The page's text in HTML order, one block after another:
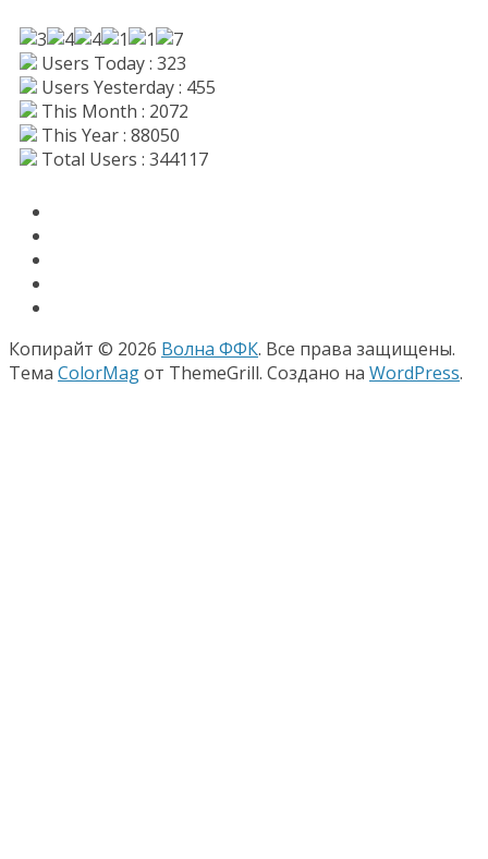
Users Today : 323
Users Yesterday : 455
This Month : 2072
This Year : 88050
Total Users : 344117
Копирайт © 2026 Волна ФФК. Все права защищены.
Тема ColorMagот ThemeGrill. Создано на WordPress.